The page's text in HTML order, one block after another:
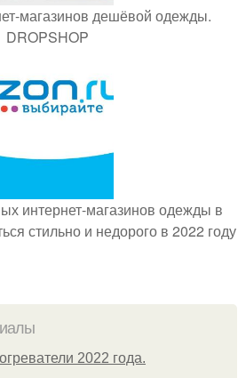
магазинов дешёвой одежды.
DROPSHOP
интернет-магазинов одежды в
стильно и недорого в 2022 году
2022 года.